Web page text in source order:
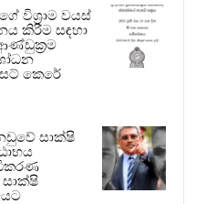
විශ්‍රාම වයස්
කිරීම සඳහා
කෙරේ
සාක්ෂි